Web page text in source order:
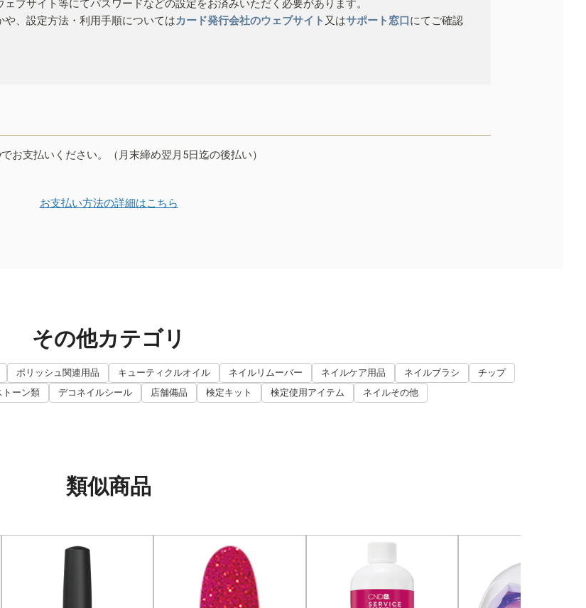
ブサイト等にてパスワードなどの設定をお済みいただく必要があります。
、設定方法・利用手順についてはカード発行会社のウェブサイト 又はサポート窓口にてご確認
お支払いください。（月末締め翌月5日迄の後払い）
お支払い方法の詳細はこちら
その他カテゴリ
ポリッシュ関連用品 キューティクルオイル ネイルリムーバー ネイルケア用品 ネイルブラシ
チップ
トーン類 デコネイルシール 店舗備品 検定キット 検定使用アイテム ネイルその他
類似商品